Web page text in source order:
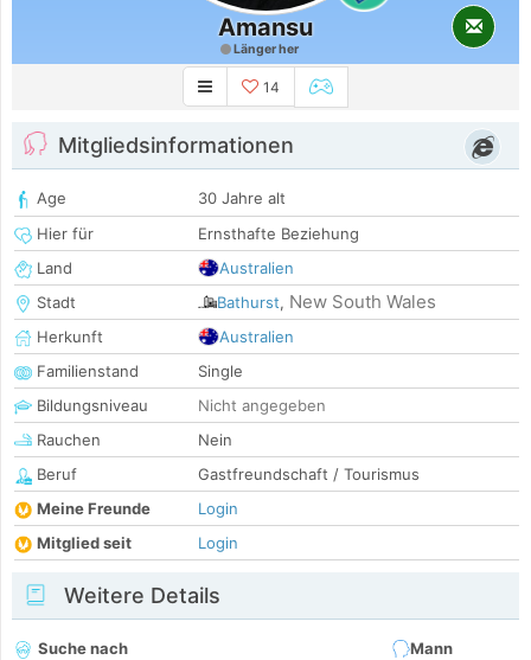
Amansu
Länger her
14
Mitgliedsinformationen
Age
30 Jahre alt
Hier für
Ernsthafte Beziehung
Land
Australien
Stadt
Bathurst, New South Wales
Herkunft
Australien
Familienstand
Single
Bildungsniveau
Nicht angegeben
Rauchen
Nein
Beruf
Gastfreundschaft / Tourismus
Meine Freunde
Login
Mitglied seit
Login
Weitere Details
Suche nach
Mann